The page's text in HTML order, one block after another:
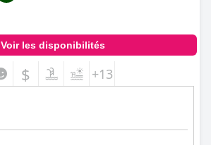
Voir les disponibilités
$ +13